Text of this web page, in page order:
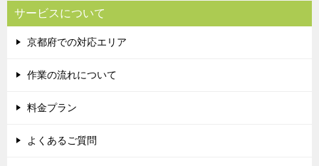
サービスについて
京都府での対応エリア
作業の流れについて
料金プラン
よくあるご質問